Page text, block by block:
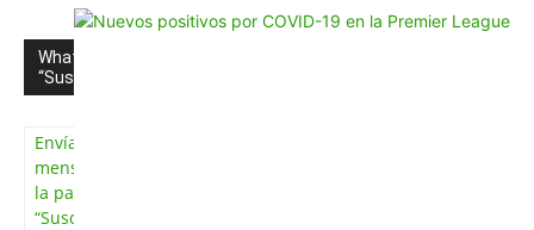
Whatsapp
“Suscripción”
Envíanos un
mensaje con
la palabra
“Suscripción”